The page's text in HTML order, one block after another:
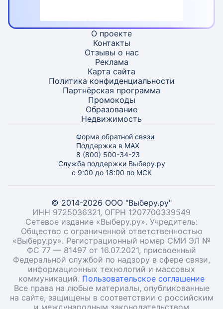
О проекте
Контакты
Отзывы о нас
Реклама
Карта сайта
Политика конфиденциальности
Партнёрская программа
Промокоды
Образование
Недвижимость
Форма обратной связи
Поддержка в MAX
8 (800) 500-34-23
Служба поддержки Выберу.ру
с 9:00 до 18:00 по МСК
© 2014-2026 ООО "Выберу.ру"
ИНН 9725036321, ОГРН 1207700339549
Сетевое издание «Выберу.ру». Учредитель:
Общество с ограниченной ответственностью
«Выберу.ру». Регистрационный номер СМИ ЭЛ №
ФС 77 — 81497 от 16.07.2021, присвоенный
Федеральной службой по надзору в сфере связи,
информационных технологий и массовых
коммуникаций. Пользовательское соглашение
Все права на любые материалы, опубликованные
на сайте, защищены в соответствии с российским
и международным законодательством